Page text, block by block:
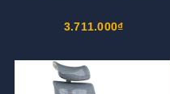
3.711.000₫